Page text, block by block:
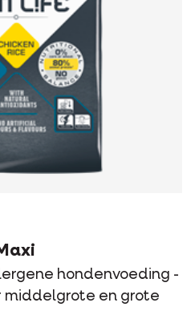
hondenvoeding -
middelgrote en grote